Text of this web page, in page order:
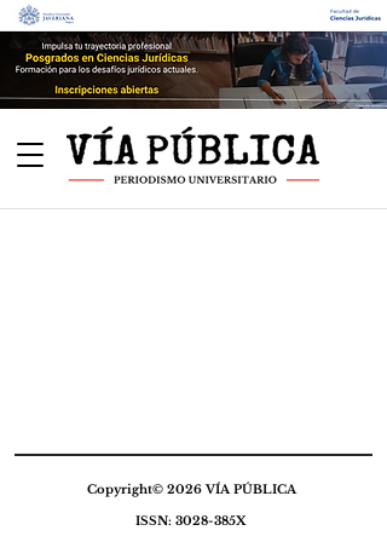
Copyright© 2026 VÍA PÚBLICA
ISSN: 3028-385X